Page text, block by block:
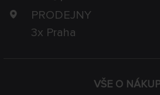
VŠE O
PRODEJNY
3x Praha